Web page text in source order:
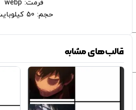
فرمت: webp
حجم: 50 کیلوبایت
قالب‌های مشابه